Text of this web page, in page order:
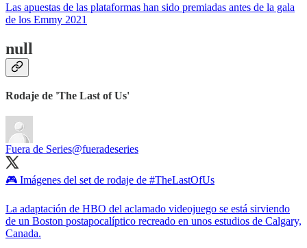
Las apuestas de las plataformas han sido premiadas antes de la gala
de los Emmy 2021
null
Rodaje de 'The Last of Us'
Fuera de Series@fueradeseries
🎮 Imágenes del set de rodaje de #TheLastOfUs
La adaptación de HBO del aclamado videojuego se está sirviendo
de un Boston postapocalíptico recreado en unos estudios de Calgary,
Canada.